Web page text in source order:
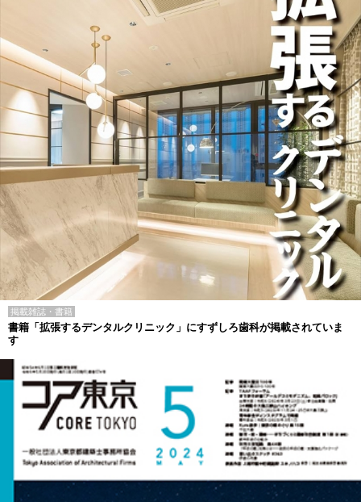
掲載雑誌・書籍
書籍「拡張するデンタルクリニック」にすずしろ歯科が掲載されていま
す